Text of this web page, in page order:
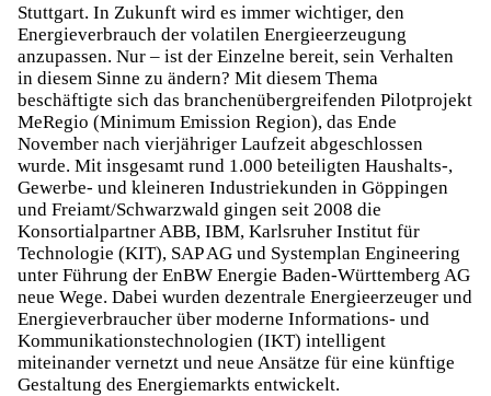
Stuttgart. In Zukunft wird es immer wichtiger, den
Energieverbrauch der volatilen Energieerzeugung
anzupassen. Nur – ist der Einzelne bereit, sein Verhalten
in diesem Sinne zu ändern? Mit diesem Thema
beschäftigte sich das branchenübergreifenden Pilotprojekt
MeRegio (Minimum Emission Region), das Ende
November nach vierjähriger Laufzeit abgeschlossen
wurde. Mit insgesamt rund 1.000 beteiligten Haushalts-,
Gewerbe- und kleineren Industriekunden in Göppingen
und Freiamt/Schwarzwald gingen seit 2008 die
Konsortialpartner ABB, IBM, Karlsruher Institut für
Technologie (KIT), SAP AG und Systemplan Engineering
unter Führung der EnBW Energie Baden-Württemberg AG
neue Wege. Dabei wurden dezentrale Energieerzeuger und
Energieverbraucher über moderne Informations- und
Kommunikationstechnologien (IKT) intelligent
miteinander vernetzt und neue Ansätze für eine künftige
Gestaltung des Energiemarkts entwickelt.